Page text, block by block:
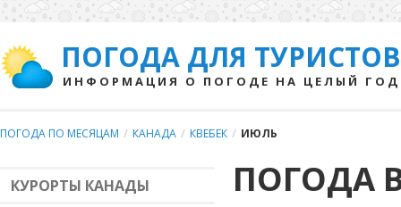
ПОГОДА ДЛЯ ТУРИСТОВ
ИНФОРМАЦИЯ О ПОГОДЕ НА ЦЕЛЫЙ ГОД
ПОГОДА ПО МЕСЯЦАМ / КАНАДА / КВЕБЕК / ИЮЛЬ
КУРОРТЫ КАНАДЫ ПОГОДА